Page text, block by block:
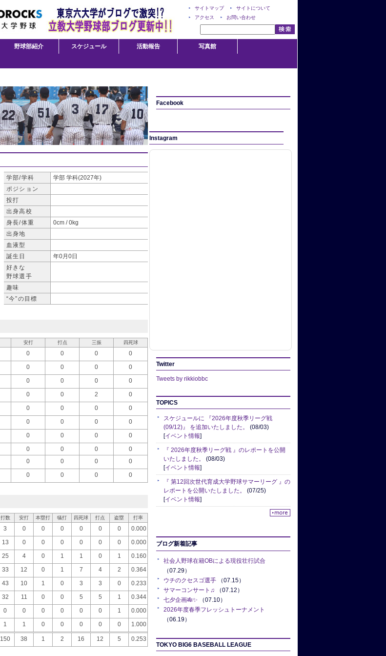
サイトマップ
サイトについて
アクセス
お問い合わせ
野球部紹介 スケジュール 活動報告 写真館
学部/学科 学部 学科(2027年)
ポジション
投打
出身高校
身長/体重
0cm / 0kg
出身地
血液型
誕生日
年0月0日
好きな
野球選手
趣味
“今”の目標
安打 打点 三振 四死球
0 0 0
0
0 0 0
0
0 0 0
0
0 0 2
0
0 0 0
0
0 0 0
0
0 0 0
0
0 0 0
0
0 0 0
0
0 0 0 0
打数 安打 本塁打 犠打 四死球 打点 盗塁 打率
3 0 0 0 0 0 0 0.000
13 0 0 0 0 0 0 0.000
25 4 0 1 1 0 1 0.160
33 12 0 1 7 4 2 0.364
43 10 1 0 3 3 0 0.233
32 11 0 0 5 5 1 0.344
0 0 0 0 0 0 1 0.000
1 1 0 0 0 0 0 1.000
150 38 1 2 16 12 5 0.253
Facebook
Instagram
Twitter
Tweets by rikkiobbc
TOPICS
スケジュールに 『2026年度秋季リーグ戦
(09/12)』 を追加いたしました。 (08/03)
[イベント情報]
『 2026年度秋季リーグ戦 』のレポートを公開
いたしました。 (08/03)
[イベント情報]
『 第12回次世代育成大学野球サマーリーグ 』の
レポートを公開いたしました。 (07/25)
[イベント情報]
ブログ新着記事
社会人野球在籍OBによる現役壮行試合
（07.29）
ウチのクセスゴ選手 （07.15）
サマーコンサート♫ （07.12）
七夕企画🎋✨ （07.10）
2026年度春季フレッシュトーナメント
（06.19）
TOKYO BIG6 BASEBALL LEAGUE